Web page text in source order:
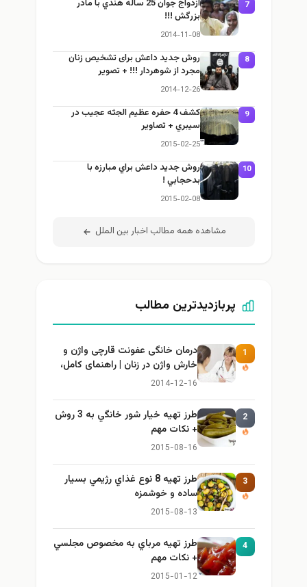
ازدواج جوان 25 ساله هندي با مادر
بزرگش !!!
2014-11-08
روش جديد داعش برای تشخیص زنان
مجرد از شوهردار !!! + تصوير
2014-12-26
كشف 4 حفره عظيم الجثه عجيب در
سيبري + تصاوير
2015-02-25
روش جديد داعش براي مبارزه با
بدحجابي !
2015-02-08
مشاهده همه مطالب اخبار بين الملل
پربازدیدترین مطالب
درمان خانگی عفونت قارچی واژن و
خارش واژن در زنان | راهنمای کامل،
ایمن و کاربردی
2014-12-16
طرز تهيه خیار شور خانگي به 3 روش
+ نكات مهم
2015-08-16
طرز تهيه 8 نوع غذاي رژيمي بسيار
ساده و خوشمزه
2015-08-13
طرز تهيه مرباي به مخصوص مجلسي
+ نكات مهم
2015-01-12